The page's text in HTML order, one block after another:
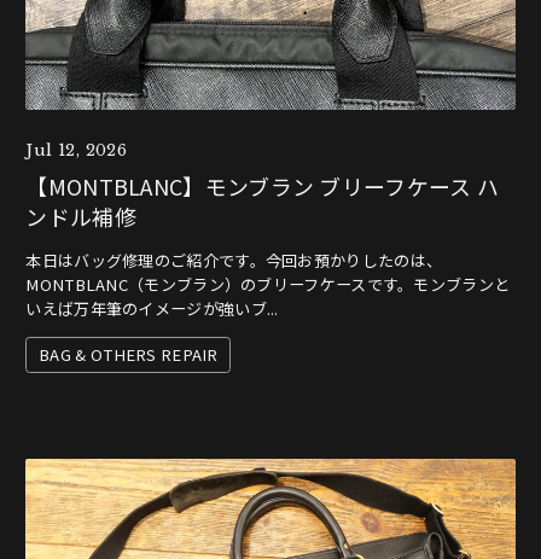
Jul 12, 2026
【MONTBLANC】モンブラン ブリーフケース ハ
ンドル補修
本日はバッグ修理のご紹介です。今回お預かりしたのは、
MONTBLANC（モンブラン）のブリーフケースです。モンブランと
いえば万年筆のイメージが強いブ...
BAG & OTHERS REPAIR